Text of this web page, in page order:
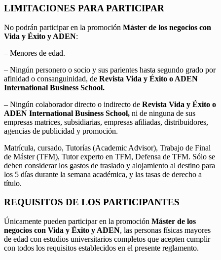
LIMITACIONES PARA PARTICIPAR
No podrán participar en la promoción Máster de los negocios con
Vida y Éxito y ADEN:
– Menores de edad.
– Ningún personero o socio y sus parientes hasta segundo grado por
afinidad o consanguinidad, de Revista Vida y Éxito o ADEN
International Business School.
– Ningún colaborador directo o indirecto de Revista Vida y Éxito o
ADEN International Business School, ni de ninguna de sus
empresas matrices, subsidiarias, empresas afiliadas, distribuidores,
agencias de publicidad y promoción.
Matrícula, cursado, Tutorías (Academic Advisor), Trabajo de Final
de Máster (TFM), Tutor experto en TFM, Defensa de TFM. Sólo se
deben considerar los gastos de traslado y alojamiento al destino para
los 5 días durante la semana académica, y las tasas de derecho a
título.
REQUISITOS DE LOS PARTICIPANTES
Únicamente pueden participar en la promoción Máster de los
negocios con Vida y Éxito y ADEN, las personas físicas mayores
de edad con estudios universitarios completos que acepten cumplir
con todos los requisitos establecidos en el presente reglamento.